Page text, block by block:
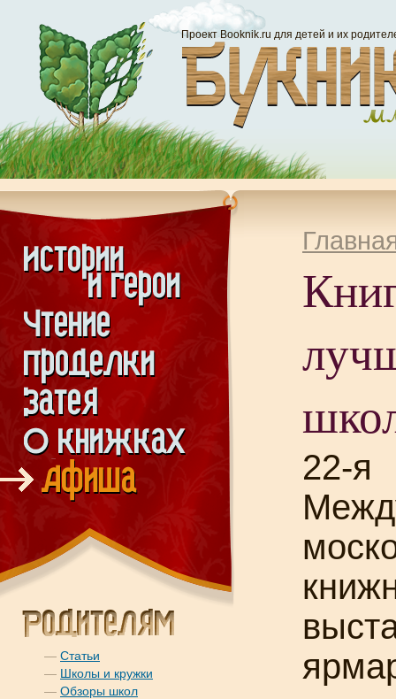
Проект Booknik.ru для детей и их
— Статьи
— Школы и кружки
— Обзоры школ
22-я